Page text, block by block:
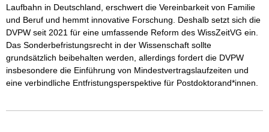
Laufbahn in Deutschland, erschwert die Vereinbarkeit von Familie
und Beruf und hemmt innovative Forschung. Deshalb setzt sich die
DVPW seit 2021 für eine umfassende Reform des WissZeitVG ein.
Das Sonderbefristungsrecht in der Wissenschaft sollte
grundsätzlich beibehalten werden, allerdings fordert die DVPW
insbesondere die Einführung von Mindestvertragslaufzeiten und
eine verbindliche Entfristungsperspektive für Postdoktorand*innen.